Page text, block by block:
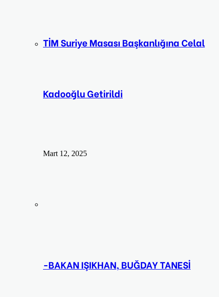
TİM Suriye Masası Başkanlığına Celal
Kadooğlu Getirildi
Mart 12, 2025
-BAKAN IŞIKHAN, BUĞDAY TANESİ